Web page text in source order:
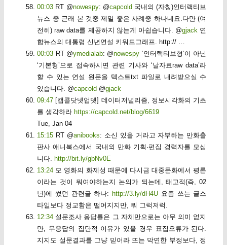
00:03 RT @nowespy: @capcold 국내의 (자칭)인터랙티브
뉴스 중 근래 본 것중 제일 좋은 사례중 하나네요.다만 (여
전히) raw data를 제공하지 않는게 아쉽습니다. @gjack 연
합뉴스의 대통령 신년연설 키워드그래프. http:// …
00:03 RT @ymedialab: @nowespy ‘인터랙티브형’이 아닌
‘기본형’으로 접속하시면 관련 기사와 ‘날자료raw data’라
할 수 있는 연설 원문을 텍스트txt 파일로 내려받으실 수
있습니다. @capcold @gjack
09:47 [캡콜닷넷업뎃] 데이터저널리즘, 정보시각화의 기초
를 생각하라 https://capcold.net/blog/6619
Tue, Jan 04
15:15 RT @anibooks: 소신 있을 거라고 자부하는 만화출
판사 애니북스에서 국내외 만화 기획·편집 경력자를 모십
니다. http://bit.ly/gbNv0E
13:24 모 영화의 화제성 때문에 다시금 대중문화에서 평론
이라는 것이 뭐여야하는지 논의가 되는데, 태고적(즉, 02
년)에 썼던 관련글 하나: http://3.ly/dH4U 요즘 쓰는 글스
타일보다 정교함은 떨어지지만, 뭐 그럭저럭.
12:34 설문조사 응답률은 그 자체만으로는 아무 의미 없지
만, 무응답의 집단적 이유가 있을 경우 표집오류가 된다.
지지도 설문결과를 그냥 믿어라 또는 막연한 부정보다, 정